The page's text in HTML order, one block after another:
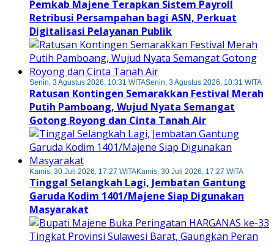
Pemkab Majene Terapkan Sistem Payroll
Retribusi Persampahan bagi ASN, Perkuat
Digitalisasi Pelayanan Publik
Senin, 3 Agustus 2026, 10:31 WITASenin, 3 Agustus 2026, 10:31 WITA
Ratusan Kontingen Semarakkan Festival Merah
Putih Pamboang, Wujud Nyata Semangat
Gotong Royong dan Cinta Tanah Air
Kamis, 30 Juli 2026, 17:27 WITAKamis, 30 Juli 2026, 17:27 WITA
Tinggal Selangkah Lagi, Jembatan Gantung
Garuda Kodim 1401/Majene Siap Digunakan
Masyarakat